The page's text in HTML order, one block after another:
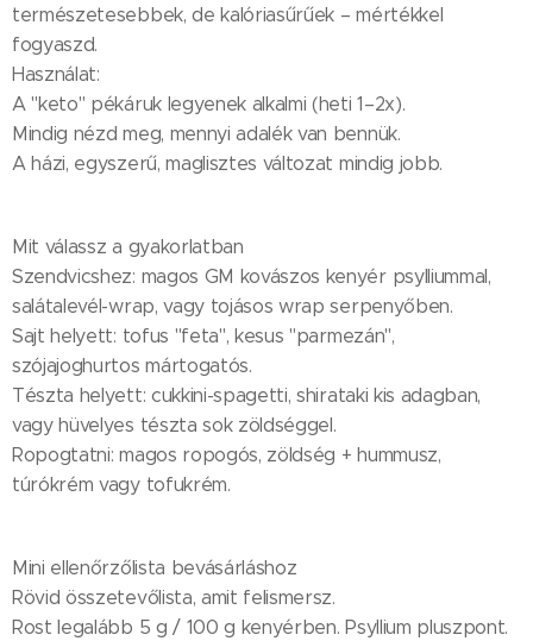
természetesebbek, de kalóriasűrűek – mértékkel
fogyaszd.
Használat:
A "keto" pékáruk legyenek alkalmi (heti 1–2x).
Mindig nézd meg, mennyi adalék van bennük.
A házi, egyszerű, maglisztes változat mindig jobb.
Mit válassz a gyakorlatban
Szendvicshez: magos GM kovászos kenyér psylliummal,
salátalevél-wrap, vagy tojásos wrap serpenyőben.
Sajt helyett: tofus "feta", kesus "parmezán",
szójajoghurtos mártogatós.
Tészta helyett: cukkini-spagetti, shirataki kis adagban,
vagy hüvelyes tészta sok zöldséggel.
Ropogtatni: magos ropogós, zöldség + hummusz,
túrókrém vagy tofukrém.
Mini ellenőrzőlista bevásárláshoz
Rövid összetevőlista, amit felismersz.
Rost legalább 5 g / 100 g kenyérben. Psyllium pluszpont.